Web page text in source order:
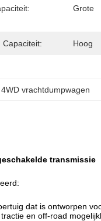
Grote
Capaciteit: Hoog
, 4WD vrachtdumpwagen
transmissie
dat is ontworpen
en off-road